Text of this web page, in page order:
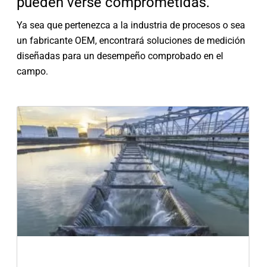
Ya sea que pertenezca a la industria de procesos o sea
un fabricante OEM, encontrará soluciones de medición
diseñadas para un desempeño comprobado en el
campo.